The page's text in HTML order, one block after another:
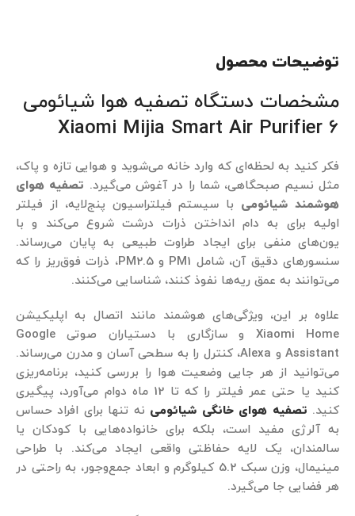
توضیحات محصول
مشخصات دستگاه تصفیه هوا شیائومی
Xiaomi Mijia Smart Air Purifier 6
فکر کنید به لحظه‌ای که وارد خانه می‌شوید و هوایی تازه و پاک،
مثل نسیم صبحگاهی، شما را در آغوش می‌گیرد. تصفیه هوای
هوشمند شیائومی با سیستم فیلتراسیون پنج‌لایه، از فیلتر
اولیه برای به دام انداختن ذرات درشت شروع می‌کند و با
یون‌های منفی برای ایجاد طراوت طبیعی به پایان می‌رساند.
سنسورهای دقیق آن، شامل PM1 و PM2.5، ذرات فوق‌ریز را که
می‌توانند به عمق ریه‌ها نفوذ کنند، شناسایی می‌کنند.
علاوه بر این، ویژگی‌های هوشمند مانند اتصال به اپلیکیشن
Xiaomi Home و سازگاری با دستیاران صوتی Google
Assistant و Alexa، کنترل را به سطحی آسان و مدرن می‌رساند.
می‌توانید از هر جایی وضعیت هوا را بررسی کنید، برنامه‌ریزی
کنید یا حتی عمر فیلتر را که تا 12 ماه دوام می‌آورد، پیگیری
کنید. تصفیه هوای خانگی شیائومی نه تنها برای افراد حساس
به آلرژی مفید است، بلکه برای خانواده‌هایی با کودکان یا
سالمندان، یک لایه حفاظتی واقعی ایجاد می‌کند. با طراحی
مینیمال، وزن سبک 5.2 کیلوگرم و ابعاد جمع‌وجور، به راحتی در
هر فضایی جا می‌گیرد.